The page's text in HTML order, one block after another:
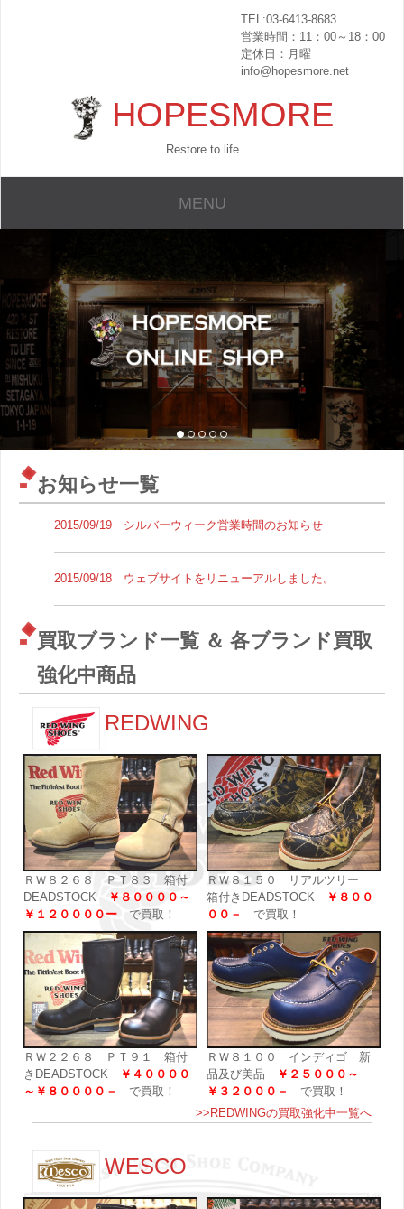
TEL:03-6413-8683
営業時間：11：00～18：00
定休日：月曜
info@hopesmore.net
HOPESMORE
Restore to life
MENU
1 2 5
お知らせ一覧
2015/09/19 シルバーウィーク営業時間のお知らせ
2015/09/18 ウェブサイトをリニューアルしました。
買取ブランド一覧 ＆ 各ブランド買取
強化中商品
REDWING
ＲＷ８２６８ ＰＴ８３ 箱付
DEADSTOCK
￥８００００～
￥１２００００ー で買取！
ＲＷ８１５０ リアルツリー
箱付きDEADSTOCK
￥８００
００－
で買取！
ＲＷ２２６８ ＰＴ９１ 箱付
きDEADSTOCK
￥４００００
～￥８００００－
で買取！
ＲＷ８１００ インディゴ 新
品及び美品
￥２５０００～
￥３２０００－
で買取！
>>REDWINGの買取強化中一覧へ
WESCO